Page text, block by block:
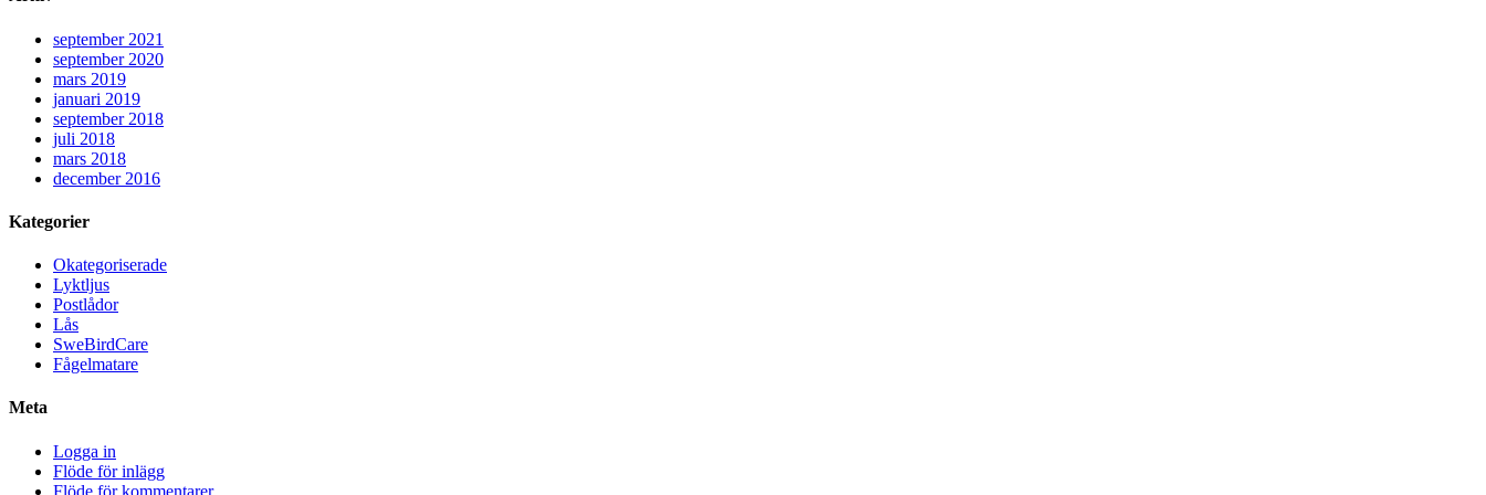
september 2021
september 2020
mars 2019
januari 2019
september 2018
juli 2018
mars 2018
december 2016
Kategorier
Okategoriserade
Lyktljus
Postlådor
Lås
SweBirdCare
Fågelmatare
Meta
Logga in
Flöde för inlägg
Flöde för kommentarer